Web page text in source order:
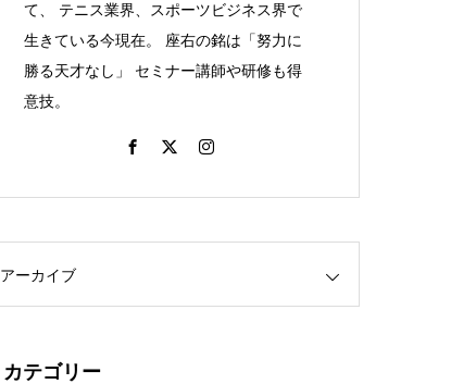
つけめんとか、テニスをしよ
て、 テニス業界、スポーツビジネス界で
生きている今現在。 座右の銘は「努力に
勝る天才なし」 セミナー講師や研修も得
意技。
アーカイブ
カテゴリー